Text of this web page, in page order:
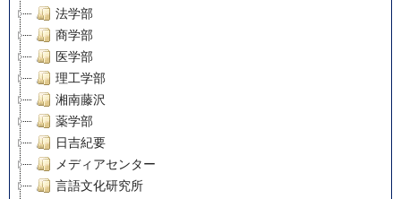
法学部
商学部
医学部
理工学部
湘南藤沢
薬学部
日吉紀要
メディアセンター
言語文化研究所